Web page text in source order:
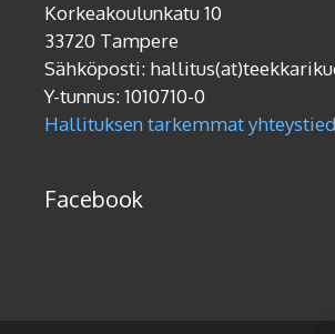
Korkeakoulunkatu 10
33720 Tampere
Sähköposti:
Y-tunnus: 1010710-0
Hallituksen tarkemmat
Facebook